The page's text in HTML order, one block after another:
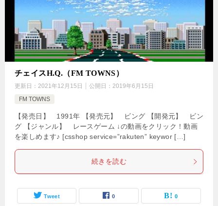
チェイスH.Q.（FM TOWNS）
更新日： 2021年12月15日 公開日： 2019年6月15日
FM TOWNS
【発売日】 1991年 【発売元】 ビング 【開発元】 ビン
グ 【ジャンル】 レースゲーム ↓の動画をクリック！動画
を楽しめます♪ [csshop service=”rakuten” keywor […]
続きを読む
Tweet 0 0